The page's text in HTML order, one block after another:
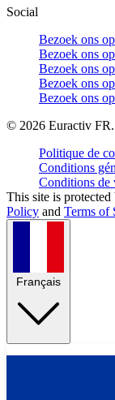
Social
Bezoek ons
Bezoek ons
Bezoek ons
Bezoek ons
Bezoek ons
© 2026 Euractiv
Politique de
Conditions
Conditions de
This site is
Policy and Terms of
Français